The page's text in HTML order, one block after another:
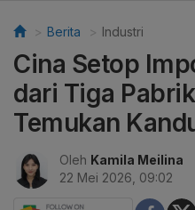
Berita Industri
Cina Setop
dari Tiga
Temukan
Oleh Kamila Meilina
22 Mei 2026, 09:02